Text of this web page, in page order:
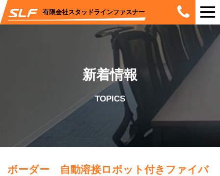
有限会社スタッドラインファスナー
新着情報
TOPICS
ボーダー 自動溶接ロボット付きファイバ